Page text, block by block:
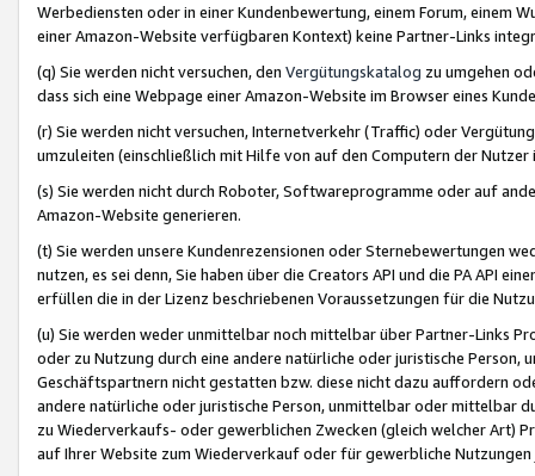
Werbediensten oder in einer Kundenbewertung, einem Forum, einem
einer Amazon-Website verfügbaren Kontext) keine Partner-Links
(q) Sie werden nicht versuchen, den Vergütungskatalog zu umgehen
dass sich eine Webpage einer Amazon-Website im Browser eines
(r) Sie werden nicht versuchen, Internetverkehr (Traffic) oder
umzuleiten (einschließlich mit Hilfe von auf den Computern der
(s) Sie werden nicht durch Roboter, Softwareprogramme oder auf
Amazon-Website generieren.
(t) Sie werden unsere Kundenrezensionen oder Sternebewertungen
nutzen, es sei denn, Sie haben über die Creators API und die PA API
erfüllen die in der Lizenz beschriebenen Voraussetzungen für die
(u) Sie werden weder unmittelbar noch mittelbar über Partner-Links
oder zu Nutzung durch eine andere natürliche oder juristische
Geschäftspartnern nicht gestatten bzw. diese nicht dazu auffordern
andere natürliche oder juristische Person, unmittelbar oder mittelbar
zu Wiederverkaufs- oder gewerblichen Zwecken (gleich welcher Art)
auf Ihrer Website zum Wiederverkauf oder für gewerbliche